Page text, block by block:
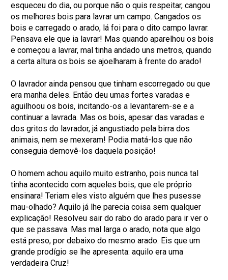
esqueceu do dia, ou porque não o quis respeitar, cangou
os melhores bois para lavrar um campo. Cangados os
bois e carregado o arado, lá foi para o dito campo lavrar.
Pensava ele que ia lavrar! Mas quando aparelhou os bois
e começou a lavrar, mal tinha andado uns metros, quando
a certa altura os bois se ajoelharam à frente do arado!
O lavrador ainda pensou que tinham escorregado ou que
era manha deles. Então deu umas fortes varadas e
aguilhoou os bois, incitando-os a levantarem-se e a
continuar a lavrada. Mas os bois, apesar das varadas e
dos gritos do lavrador, já angustiado pela birra dos
animais, nem se mexeram! Podia matá-los que não
conseguia demovê-los daquela posição!
O homem achou aquilo muito estranho, pois nunca tal
tinha acontecido com aqueles bois, que ele próprio
ensinara! Teriam eles visto alguém que lhes pusesse
mau-olhado? Aquilo já lhe parecia coisa sem qualquer
explicação! Resolveu sair do rabo do arado para ir ver o
que se passava. Mas mal larga o arado, nota que algo
está preso, por debaixo do mesmo arado. Eis que um
grande prodígio se lhe apresenta: aquilo era uma
verdadeira Cruz!